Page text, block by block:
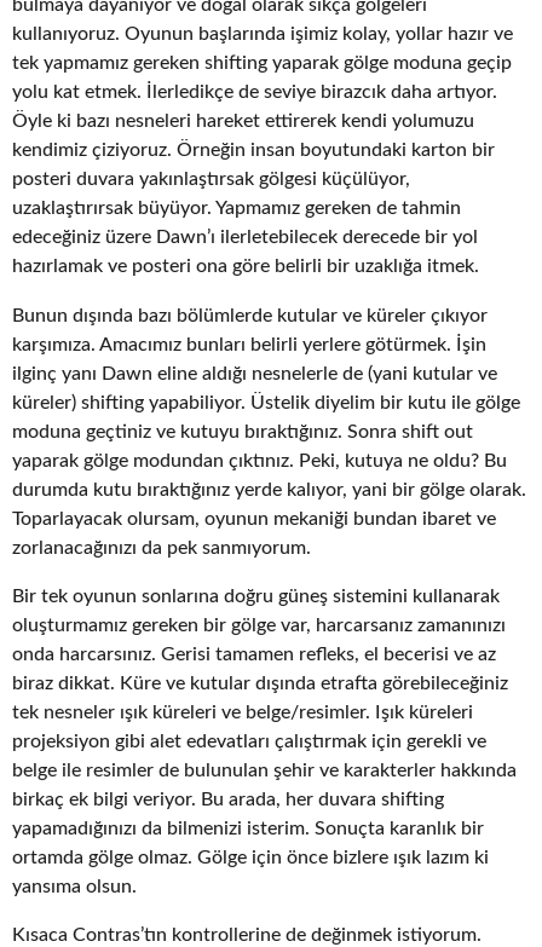
bulmaya dayanıyor ve doğal olarak sıkça gölgeleri
kullanıyoruz. Oyunun başlarında işimiz kolay, yollar hazır ve
tek yapmamız gereken shifting yaparak gölge moduna geçip
yolu kat etmek. İlerledikçe de seviye birazcık daha artıyor.
Öyle ki bazı nesneleri hareket ettirerek kendi yolumuzu
kendimiz çiziyoruz. Örneğin insan boyutundaki karton bir
posteri duvara yakınlaştırsak gölgesi küçülüyor,
uzaklaştırırsak büyüyor. Yapmamız gereken de tahmin
edeceğiniz üzere Dawn’ı ilerletebilecek derecede bir yol
hazırlamak ve posteri ona göre belirli bir uzaklığa itmek.
Bunun dışında bazı bölümlerde kutular ve küreler çıkıyor
karşımıza. Amacımız bunları belirli yerlere götürmek. İşin
ilginç yanı Dawn eline aldığı nesnelerle de (yani kutular ve
küreler) shifting yapabiliyor. Üstelik diyelim bir kutu ile gölge
moduna geçtiniz ve kutuyu bıraktığınız. Sonra shift out
yaparak gölge modundan çıktınız. Peki, kutuya ne oldu? Bu
durumda kutu bıraktığınız yerde kalıyor, yani bir gölge olarak.
Toparlayacak olursam, oyunun mekaniği bundan ibaret ve
zorlanacağınızı da pek sanmıyorum.
Bir tek oyunun sonlarına doğru güneş sistemini kullanarak
oluşturmamız gereken bir gölge var, harcarsanız zamanınızı
onda harcarsınız. Gerisi tamamen refleks, el becerisi ve az
biraz dikkat. Küre ve kutular dışında etrafta görebileceğiniz
tek nesneler ışık küreleri ve belge/resimler. Işık küreleri
projeksiyon gibi alet edevatları çalıştırmak için gerekli ve
belge ile resimler de bulunulan şehir ve karakterler hakkında
birkaç ek bilgi veriyor. Bu arada, her duvara shifting
yapamadığınızı da bilmenizi isterim. Sonuçta karanlık bir
ortamda gölge olmaz. Gölge için önce bizlere ışık lazım ki
yansıma olsun.
Kısaca Contras’tın kontrollerine de değinmek istiyorum.